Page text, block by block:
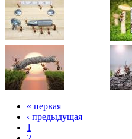
« первая
‹ предыдущая
1